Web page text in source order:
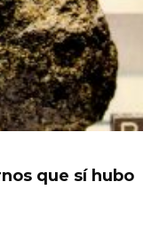
que sí hubo